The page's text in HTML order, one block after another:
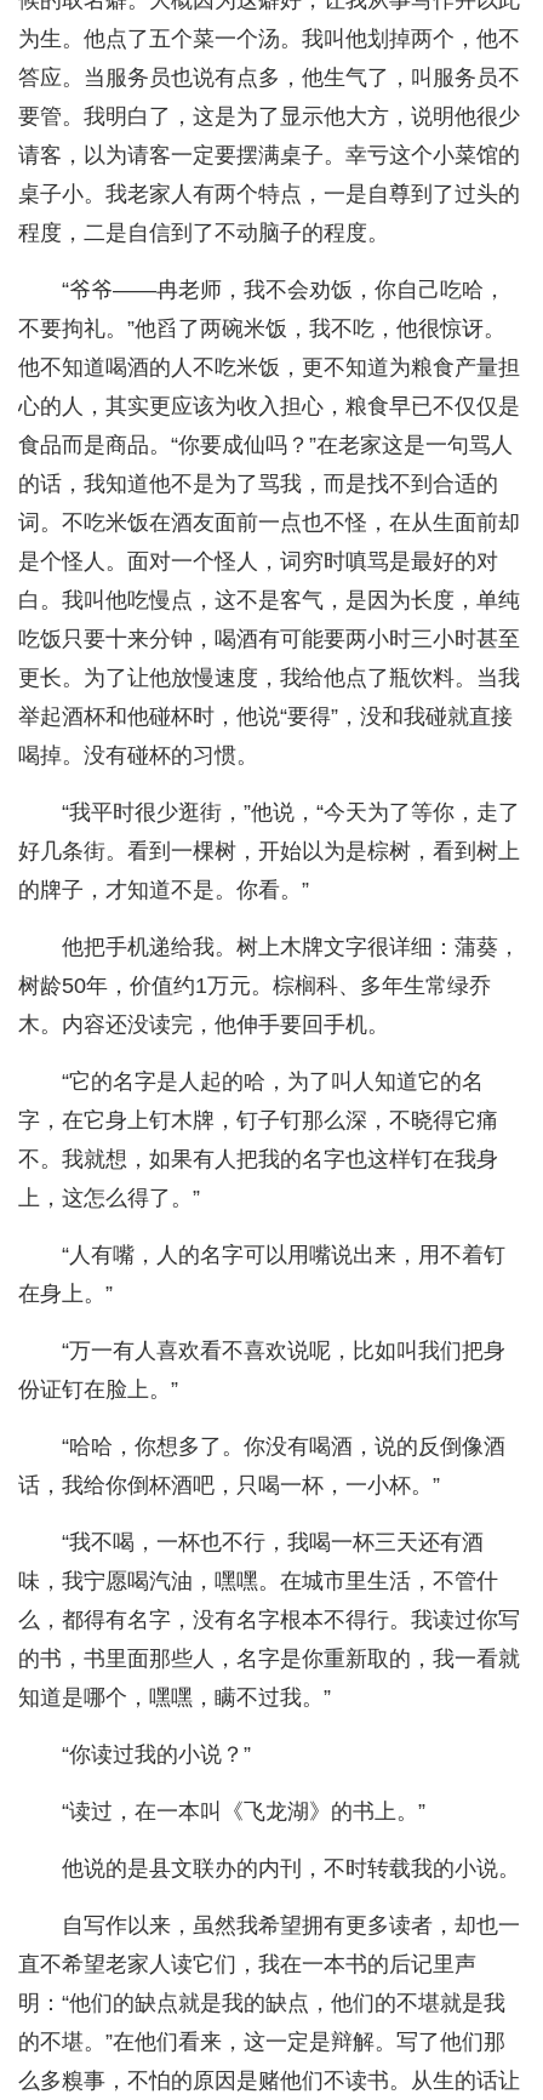
为生。他点了五个菜一个汤。我叫他划掉两个，他不
答应。当服务员也说有点多，他生气了，叫服务员不
要管。我明白了，这是为了显示他大方，说明他很少
请客，以为请客一定要摆满桌子。幸亏这个小菜馆的
桌子小。我老家人有两个特点，一是自尊到了过头的
程度，二是自信到了不动脑子的程度。
“爷爷——冉老师，我不会劝饭，你自己吃哈，
不要拘礼。”他舀了两碗米饭，我不吃，他很惊讶。
他不知道喝酒的人不吃米饭，更不知道为粮食产量担
心的人，其实更应该为收入担心，粮食早已不仅仅是
食品而是商品。“你要成仙吗？”在老家这是一句骂人
的话，我知道他不是为了骂我，而是找不到合适的
词。不吃米饭在酒友面前一点也不怪，在从生面前却
是个怪人。面对一个怪人，词穷时嗔骂是最好的对
白。我叫他吃慢点，这不是客气，是因为长度，单纯
吃饭只要十来分钟，喝酒有可能要两小时三小时甚至
更长。为了让他放慢速度，我给他点了瓶饮料。当我
举起酒杯和他碰杯时，他说“要得”，没和我碰就直接
喝掉。没有碰杯的习惯。
“我平时很少逛街，”他说，“今天为了等你，走了
好几条街。看到一棵树，开始以为是棕树，看到树上
的牌子，才知道不是。你看。”
他把手机递给我。树上木牌文字很详细：蒲葵，
树龄50年，价值约1万元。棕榈科、多年生常绿乔
木。内容还没读完，他伸手要回手机。
“它的名字是人起的哈，为了叫人知道它的名
字，在它身上钉木牌，钉子钉那么深，不晓得它痛
不。我就想，如果有人把我的名字也这样钉在我身
上，这怎么得了。”
“人有嘴，人的名字可以用嘴说出来，用不着钉
在身上。”
“万一有人喜欢看不喜欢说呢，比如叫我们把身
份证钉在脸上。”
“哈哈，你想多了。你没有喝酒，说的反倒像酒
话，我给你倒杯酒吧，只喝一杯，一小杯。”
“我不喝，一杯也不行，我喝一杯三天还有酒
味，我宁愿喝汽油，嘿嘿。在城市里生活，不管什
么，都得有名字，没有名字根本不得行。我读过你写
的书，书里面那些人，名字是你重新取的，我一看就
知道是哪个，嘿嘿，瞒不过我。”
“你读过我的小说？”
“读过，在一本叫《飞龙湖》的书上。”
他说的是县文联办的内刊，不时转载我的小说。
自写作以来，虽然我希望拥有更多读者，却也一
直不希望老家人读它们，我在一本书的后记里声
明：“他们的缺点就是我的缺点，他们的不堪就是我
的不堪。”在他们看来，这一定是辩解。写了他们那
么多糗事，不怕的原因是赌他们不读书。从生的话让